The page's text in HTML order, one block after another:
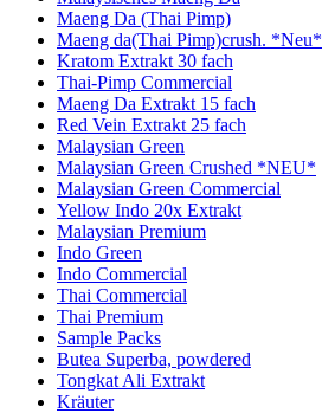
Maeng Da (Thai Pimp)
Maeng da(Thai Pimp)crush. *Neu*
Kratom Extrakt 30 fach
Thai-Pimp Commercial
Maeng Da Extrakt 15 fach
Red Vein Extrakt 25 fach
Malaysian Green
Malaysian Green Crushed *NEU*
Malaysian Green Commercial
Yellow Indo 20x Extrakt
Malaysian Premium
Indo Green
Indo Commercial
Thai Commercial
Thai Premium
Sample Packs
Butea Superba, powdered
Tongkat Ali Extrakt
Kräuter